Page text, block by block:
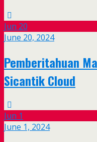
Jun 20
June 20, 2024
Pemberitahuan
Sicantik Cloud
Jun 1
June 1, 2024